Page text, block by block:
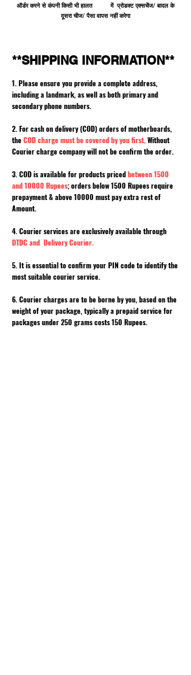
ऑर्डर करने से कंपनी किसी भी हालत में प्रोडक्ट एक्सचेंज/ बादल के
दूसरा चीज/ पैसा वापस नहीं करेगा
**SHIPPING INFORMATION**
1. Please ensure you provide a complete address,
including a landmark, as well as both primary and
secondary phone numbers.
2. For cash on delivery (COD) orders of motherboards,
theCOD charge must be covered by you first, Without
Courier charge company will not be confirm the order.
3. COD is available for products pricedbetween 1500
and 10000 Rupees; orders below 1500 Rupees require
prepayment & above 10000 must pay extra rest of
Amount.
4. Courier services are exclusively available through
DTDC and Delivery Courier.
5. It is essential to confirm your PIN code to identify the
most suitable courier service.
6. Courier charges are to be borne by you, based on the
weight of your package, typically a prepaid service for
packages under 250 grams costs 150 Rupees.